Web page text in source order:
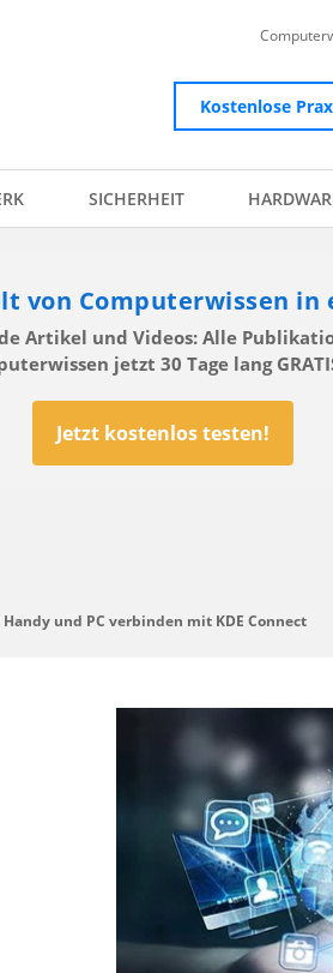
Kostenlose
SICHERHEIT
und PC verbinden mit KDE Connect